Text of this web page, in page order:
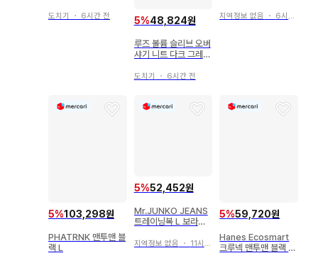
도치기 ・ 6시간 전 5%48,824원
루즈 볼륨 슬리브 오버
샤기 니트 다크 그레이
도치기 ・ 6시간 전
지역정보 없음 ・ 6시간 전
5%103,298원
PHATRNK 맨투맨 블
랙 L
5%52,452원
Mr.JUNKO JEANS
트레이닝복 L 보라색
지역정보 없음 ・ 11시간 전
5%59,720원
Hanes Ecosmart
크루넥 맨투맨 블랙 X